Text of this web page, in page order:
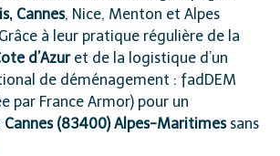
Cannes, Nice, Menton et Alpes
à leur pratique régulière de la
d’Azuret de la logistique d’un
de déménagement : fadDEM
par France Armor) pour un
Cannes (83400) Alpes-Maritimessans